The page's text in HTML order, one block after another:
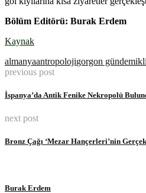
Bölüm Editörü: Burak Erdem
Kaynak
almanyaantropolojigorgon gündem
previous post
İspanya’da Antik Fenike Nekropolü
next post
Bronz Çağı ‘Mezar Hançerleri’nin
Burak Erdem